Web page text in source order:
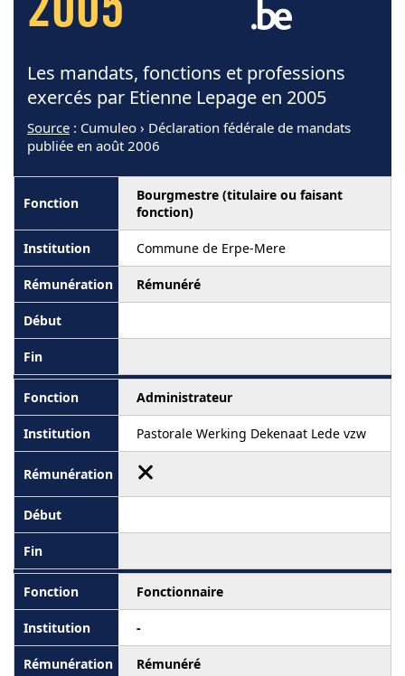
2005
Les mandats, fonctions et professions
exercés par Etienne Lepage en 2005
Source : Cumuleo › Déclaration fédérale de mandats
publiée en août 2006
Bourgmestre (titulaire ou faisant
fonction)
Commune de Erpe-Mere
Rémunéré
Administrateur
Pastorale Werking Dekenaat Lede vzw
Fonctionnaire
-
Rémunéré